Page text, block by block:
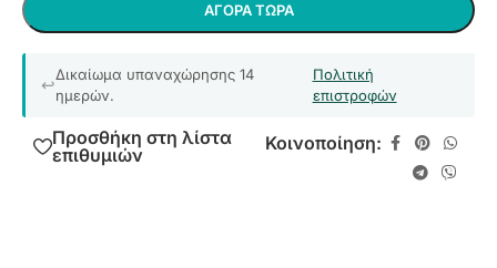
ΑΓΟΡΆ ΤΏΡΑ
Δικαίωμα υπαναχώρησης 14
ημερών.
Πολιτική
επιστροφών
Προσθήκη στη λίστα
επιθυμιών
Κοινοποίηση: